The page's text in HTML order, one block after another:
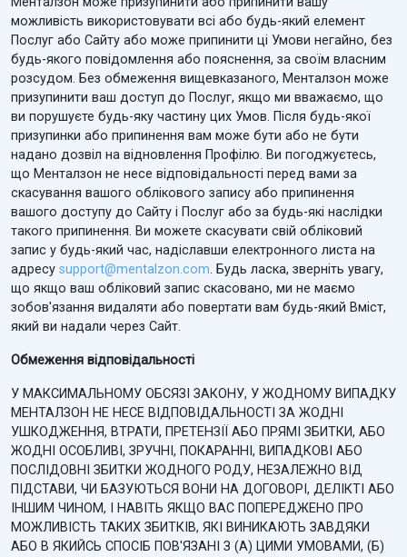
можливість використовувати всі або будь-який елемент
Послуг або Сайту або може припинити ці Умови негайно, без
будь-якого повідомлення або пояснення, за своїм власним
розсудом. Без обмеження вищевказаного, Менталзон може
призупинити ваш доступ до Послуг, якщо ми вважаємо, що
ви порушуєте будь-яку частину цих Умов. Після будь-якої
призупинки або припинення вам може бути або не бути
надано дозвіл на відновлення Профілю. Ви погоджуєтесь,
що Менталзон не несе відповідальності перед вами за
скасування вашого облікового запису або припинення
вашого доступу до Сайту і Послуг або за будь-які наслідки
такого припинення. Ви можете скасувати свій обліковий
запис у будь-який час, надіславши електронного листа на
адресу support@mentalzon.com. Будь ласка, зверніть увагу,
що якщо ваш обліковий запис скасовано, ми не маємо
зобов'язання видаляти або повертати вам будь-який Вміст,
який ви надали через Сайт.
Обмеження відповідальності
У МАКСИМАЛЬНОМУ ОБСЯЗІ ЗАКОНУ, У ЖОДНОМУ ВИПАДКУ
МЕНТАЛЗОН НЕ НЕСЕ ВІДПОВІДАЛЬНОСТІ ЗА ЖОДНІ
УШКОДЖЕННЯ, ВТРАТИ, ПРЕТЕНЗІЇ АБО ПРЯМІ ЗБИТКИ, АБО
ЖОДНІ ОСОБЛИВІ, ЗРУЧНІ, ПОКАРАННІ, ВИПАДКОВІ АБО
ПОСЛІДОВНІ ЗБИТКИ ЖОДНОГО РОДУ, НЕЗАЛЕЖНО ВІД
ПІДСТАВИ, ЧИ БАЗУЮТЬСЯ ВОНИ НА ДОГОВОРІ, ДЕЛІКТІ АБО
ІНШИМ ЧИНОМ, І НАВІТЬ ЯКЩО ВАС ПОПЕРЕДЖЕНО ПРО
МОЖЛИВІСТЬ ТАКИХ ЗБИТКІВ, ЯКІ ВИНИКАЮТЬ ЗАВДЯКИ
АБО В ЯКИЙСЬ СПОСІБ ПОВ'ЯЗАНІ З (А) ЦИМИ УМОВАМИ, (Б)